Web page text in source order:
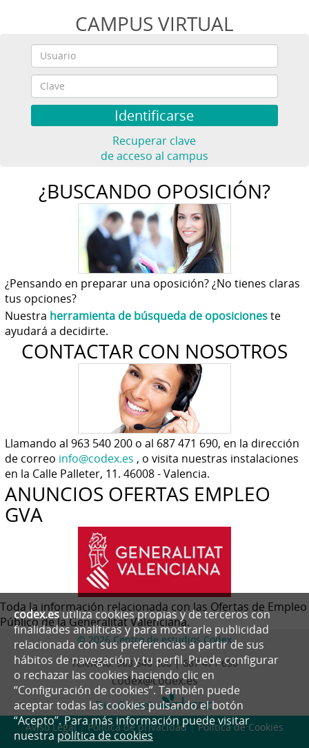
CAMPUS VIRTUAL
Recuperar clave
de acceso al campus
¿BUSCANDO OPOSICIÓN?
¿Pensando en preparar una oposición? ¿No tienes claras
tus opciones?
Nuestra herramienta de búsqueda de oposicioneste
ayudará a decidirte.
CONTACTAR CON NOSOTROS
Llamando al 963 540 200 o al 687 471 690, en la dirección
de correo info@codex.es , o visita nuestras instalaciones
en la Calle Palleter, 11. 46008 - Valencia.
ANUNCIOS OFERTAS EMPLEO
GVA
Toda la información relacionada con las Ofertas de Empleo
Público de la Generalitat Valenciana.
© 2026 Centro de estudios Codex
Teléfono: 963 540 200 | 687 471 690
codex@codex.es
Diseño web
Aviso Legal | Política de privacidad | Política de Cookies
codex.esutiliza cookies propias y de terceros con
finalidades analíticas y para mostrarle publicidad
relacionada con sus preferencias a partir de sus
hábitos de navegación y tu perfil. Puede configurar
o rechazar las cookies haciendo clic en
“Configuración de cookies”. También puede
aceptar todas las cookies pulsando el botón
“Acepto”. Para más información puede visitar
nuestrapolítica de cookies